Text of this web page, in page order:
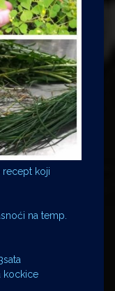
recept koji
na temp.
kockice